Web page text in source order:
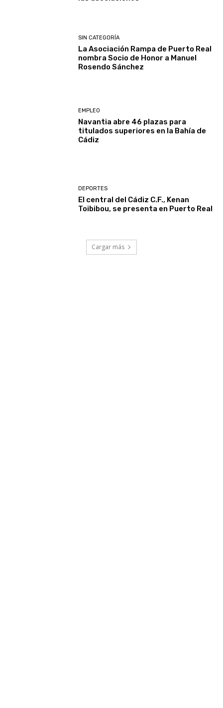
SIN CATEGORÍA
La Asociación Rampa de Puerto Real
nombra Socio de Honor a Manuel
Rosendo Sánchez
EMPLEO
Navantia abre 46 plazas para
titulados superiores en la Bahía de
Cádiz
DEPORTES
El central del Cádiz C.F., Kenan
Toibibou, se presenta en Puerto Real
Cargar más